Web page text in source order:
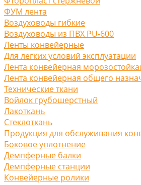
ФУМ лента
Воздуховоды гибкие
Воздуховоды из ПВХ PU-600
Ленты конвейерные
Для легких условий эксплуатации
Лента конвейерная
Лента конвейерная общего
Технические ткани
Войлок грубошерстный
Лакоткань
Стеклоткань
Продукция для обслуживания
Боковое уплотнение
Демпферные балки
Демпферные станции
Конвейерные ролики